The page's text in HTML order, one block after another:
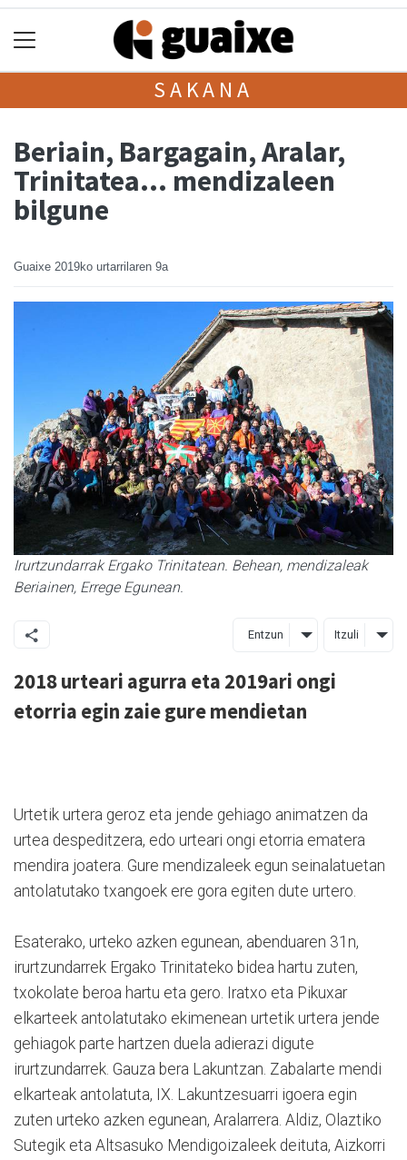
SAKANA
Beriain, Bargagain, Aralar,
Trinitatea… mendizaleen
bilgune
Guaixe 2019ko urtarrilaren 9a
Irurtzundarrak Ergako Trinitatean. Behean, mendizaleak
Beriainen, Errege Egunean.
Entzun Itzuli
2018 urteari agurra eta 2019ari ongi
etorria egin zaie gure mendietan
Urtetik urtera geroz eta jende gehiago animatzen da
urtea despeditzera, edo urteari ongi etorria ematera
mendira joatera. Gure mendizaleek egun seinalatuetan
antolatutako txangoek ere gora egiten dute urtero.
Esaterako, urteko azken egunean, abenduaren 31n,
irurtzundarrek Ergako Trinitateko bidea hartu zuten,
txokolate beroa hartu eta gero. Iratxo eta Pikuxar
elkarteek antolatutako ekimenean urtetik urtera jende
gehiagok parte hartzen duela adierazi digute
irurtzundarrek. Gauza bera Lakuntzan. Zabalarte mendi
elkarteak antolatuta, IX. Lakuntzesuarri igoera egin
zuten urteko azken egunean, Aralarrera. Aldiz, Olaztiko
Sutegik eta Altsasuko Mendigoizaleek deituta, Aizkorri